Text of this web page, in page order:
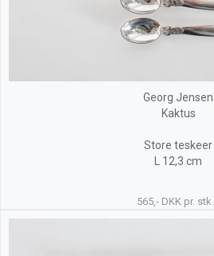
Georg Jensen
Kaktus
Store teskeer
L 12,3 cm
565,- DKK pr. stk.